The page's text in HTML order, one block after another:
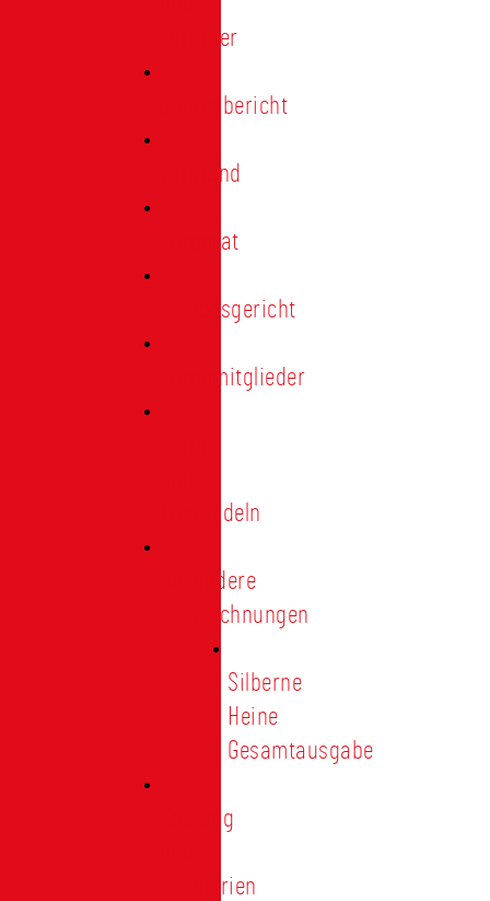
Förderer
Jahresbericht
Vorstand
Ehrenrat
Schiedsgericht
Ehrenmitglieder
Treunadeln
Besondere
Auszeichnungen
Silberne
Heine
Gesamtausgabe
Satzung
Regularien